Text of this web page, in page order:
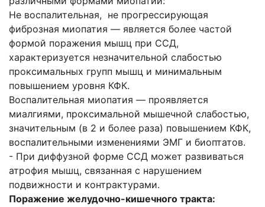
Не воспалительная, не прогрессирующая
фиброзная миопатия — является более частой
формой поражения мышц при ССД,
характеризуется незначительной слабостью
проксимальных групп мышц и минимальным
повышением уровня КФК.
Воспалительная миопатия — проявляется
миалгиями, проксимальной мышечной слабостью,
значительным (в 2 и более раза) повышением КФК,
воспалительными изменениями ЭМГ и биоптатов.
- При диффузной форме ССД может развиваться
атрофия мышц, связанная с нарушением
подвижности и контрактурами.
Поражение желудочно-кишечного тракта: